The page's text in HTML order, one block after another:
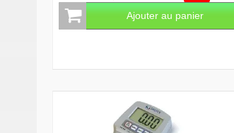
Ajouter au panier